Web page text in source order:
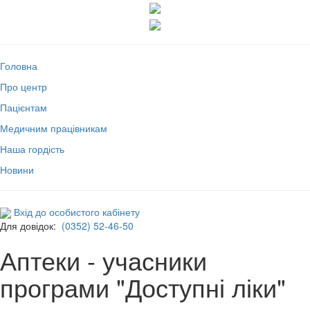
Головна
Про центр
Пацієнтам
Медичним працівникам
Наша гордість
Новини
Вхід до особистого кабінету
Для довідок: (0352) 52-46-50
Аптеки - учасники
програми "Доступні ліки"